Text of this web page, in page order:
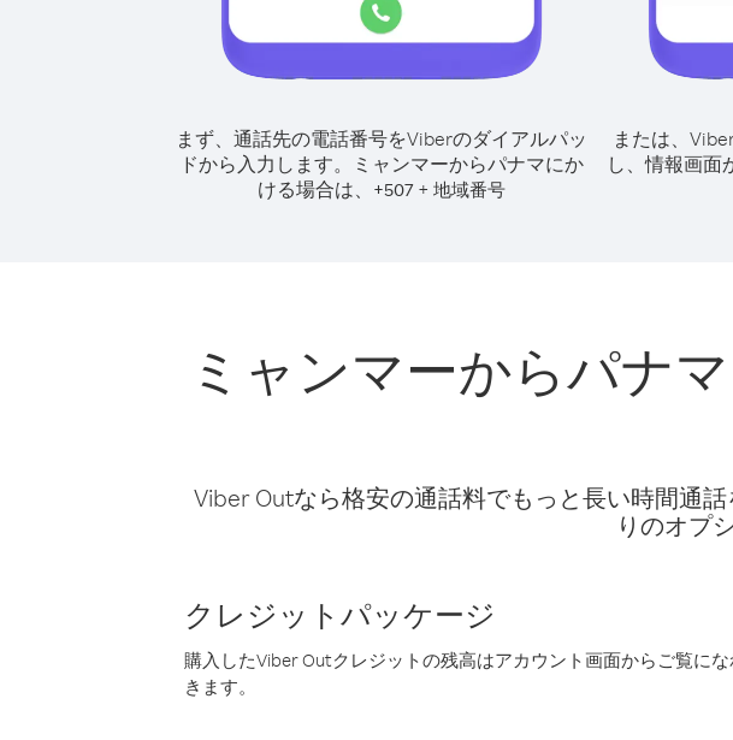
まず、通話先の電話番号をViberのダイアルパッ
ドから入力します。
ミャンマーからパナマにか
ける場合は、 +507 + 地域番号
または、
し、情報画面
ミャンマーからパナ
Viber Outなら格安の通話料でもっと長い時間通
りのオプ
クレジットパッケージ
購入したViber Outクレジットの残高はアカウント画面からご覧に
きます。